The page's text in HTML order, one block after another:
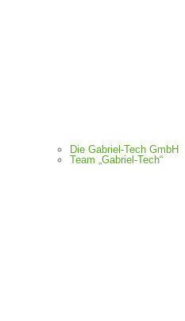
Die Gabriel-Tech GmbH
Team „Gabriel-Tech“